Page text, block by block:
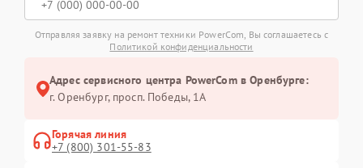
Отправляя заявку на ремонт техники PowerCom, Вы соглашаетесь с
Политикой конфиденциальности
Адрес сервисного центра PowerCom в Оренбурге:
г. Оренбург, просп. Победы, 1А
Горячая линия
+7 (800) 301-55-83